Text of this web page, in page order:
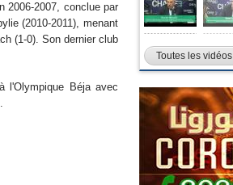
2006-2007, conclue par
(2010-2011), menant
(1-0). Son dernier club
l'Olympique Béja avec
Toutes les vidéos